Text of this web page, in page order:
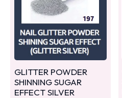
GLITTER POWDER
SHINNING SUGAR
EFFECT SILVER